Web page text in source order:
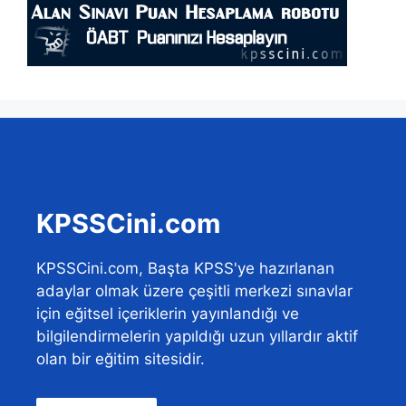
KPSSCini.com
KPSSCini.com, Başta KPSS'ye hazırlanan
adaylar olmak üzere çeşitli merkezi sınavlar
için eğitsel içeriklerin yayınlandığı ve
bilgilendirmelerin yapıldığı uzun yıllardır aktif
olan bir eğitim sitesidir.